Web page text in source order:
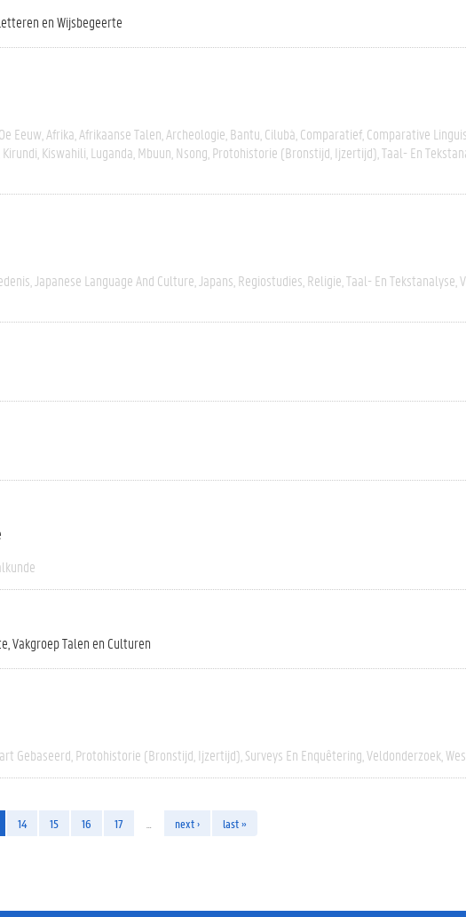
en Wijsbegeerte
Eeuw Afrika Afrikaanse Talen Archeologie Bantu Cilubà Comparatief Comparative
Kirundi Kiswahili Luganda Mbuun Nsong Protohistorie (bronstijd, Ijzertijd) Taal- En
Japanese Language And Culture Japans Regiostudies Religie Taal- En Tekstanalyse
Vakgroep Talen en Culturen
Gebaseerd Protohistorie (bronstijd, Ijzertijd) Surveys En Enquêtering Veldonderzoek
14 15 16 17 next › last »